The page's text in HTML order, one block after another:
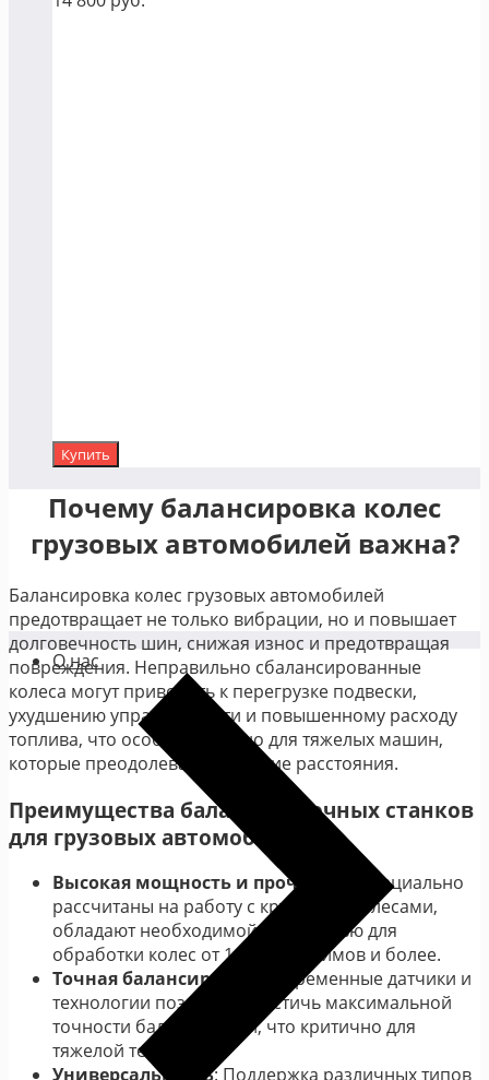
Купить
Почему балансировка колес
грузовых автомобилей важна?
Балансировка колес грузовых автомобилей
предотвращает не только вибрации, но и повышает
долговечность шин, снижая износ и предотвращая
повреждения. Неправильно сбалансированные
колеса могут приводить к перегрузке подвески,
ухудшению управляемости и повышенному расходу
топлива, что особенно важно для тяжелых машин,
которые преодолевают большие расстояния.
Преимущества балансировочных станков
для грузовых автомобилей
Высокая мощность и прочность
: Специально
рассчитаны на работу с крупными колесами,
обладают необходимой мощностью для
обработки колес от 16 до 24 дюймов и более.
Точная балансировка
: Современные датчики и
технологии позволяют достичь максимальной
точности балансировки, что критично для
тяжелой техники.
Универсальность: Поддержка различных типов
О нас